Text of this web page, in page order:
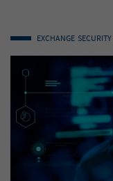
EXCHANGE SECURITY